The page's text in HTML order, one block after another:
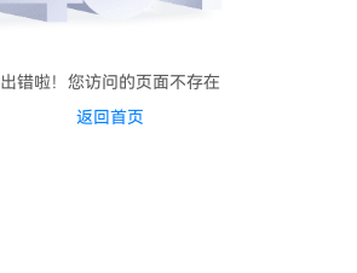
出错啦！您访问的页面不存在
返回首页